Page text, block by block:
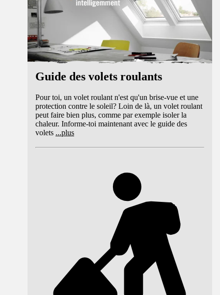
Guide des volets roulants
Pour toi, un volet roulant n'est qu'un brise-vue et une
protection contre le soleil? Loin de là, un volet roulant
peut faire bien plus, comme par exemple isoler la
chaleur. Informe-toi maintenant avec le guide des
volets ...plus